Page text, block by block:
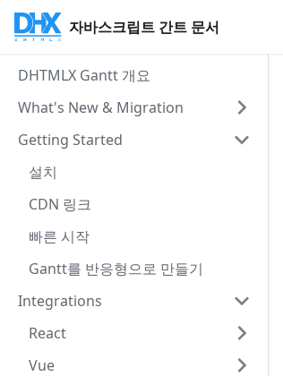
자바스크립트 간트 문서
DHTMLX Gantt 개요
What's New & Migration
Getting Started
설치
CDN 링크
빠른 시작
Gantt를 반응형으로 만들기
Integrations
React
Vue